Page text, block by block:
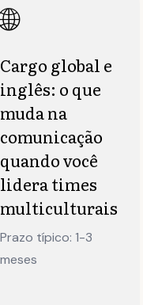
🌐
Cargo global e
inglês: o que
muda na
comunicação
quando você
lidera times
multiculturais
Prazo típico: 1-3
meses